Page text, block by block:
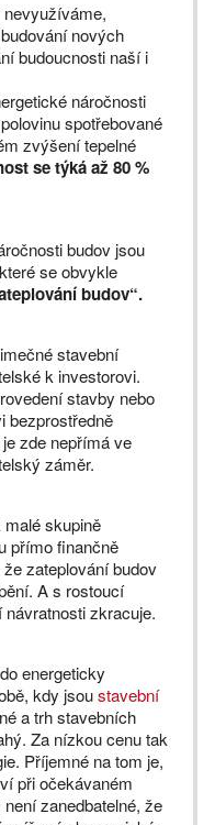
nevyužíváme,
nových
budoucnosti naší i
náročnosti
spotřebované
zvýšení tepelné
se týká až 80 %
budov jsou
se obvykle
budov“.
stavební
k investorovi.
stavby nebo
bezprostředně
zde nepřímá ve
záměr.
skupině
přímo finančně
zateplování budov
A s rostoucí
zkracuje.
energeticky
kdy jsoustavební
a trh stavebních
Za nízkou cenu tak
Příjemné na tom je,
při očekávaném
zanedbatelné, že